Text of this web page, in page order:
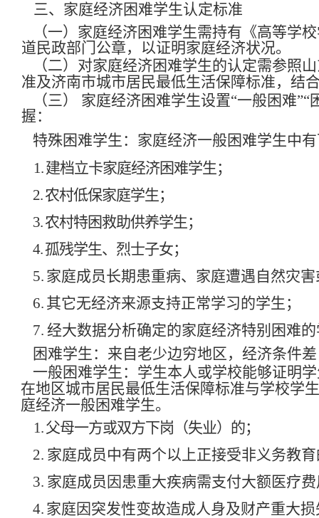
三、家庭经济困难学生认定标准
（一）家庭经济困难学生需持有《高等学
道民政部门公章，以证明家庭经济状况。
（二）对家庭经济困难学生的认定需参照
准及济南市城市居民最低生活保障标准，结
（三）
家庭经济困难学生设置“一般困难”“
握：
特殊困难学生：家庭经济一般困难学生中
1.建档立卡家庭经济困难学生；
2.农村低保家庭学生；
3.农村特困救助供养学生；
4.孤残学生、烈士子女；
5. 家庭成员长期患重病、家庭遭遇自然灾
6. 其它无经济来源支持正常学习的学生；
7. 经大数据分析确定的家庭经济特别困难
困难学生：来自老少边穷地区，经济条件
一般困难学生：学生本人或学校能够证明
在地区城市居民最低生活保障标准与学校学
庭经济一般困难学生。
1.父母一方或双方下岗（失业）的；
2. 家庭成员中有两个以上正接受非义务教
3. 家庭成员因患重大疾病需支付大额医疗
4. 家庭因突发性变故造成人身及财产重大